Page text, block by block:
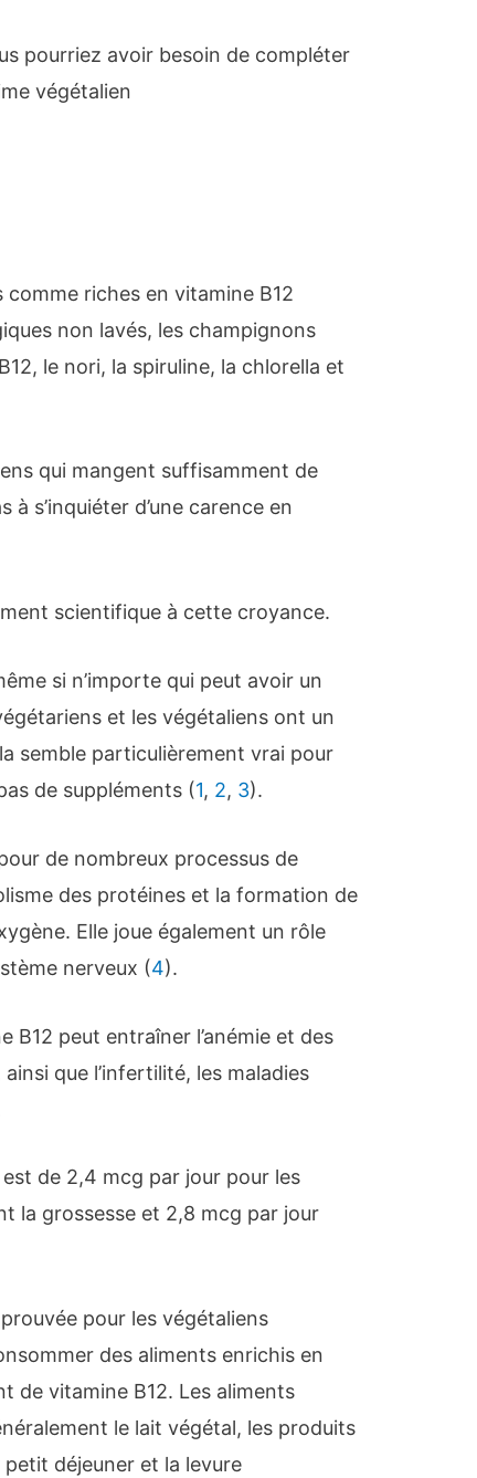
pourriez avoir besoin de compléter
végétalien
riches en vitamine B12
non lavés, les champignons
le nori, la spiruline, la chlorella et
qui mangent suffisamment de
à s’inquiéter d’une carence en
scientifique à cette croyance.
si n’importe qui peut avoir un
et les végétaliens ont un
semble particulièrement vrai pour
de suppléments (1, 2, 3).
de nombreux processus de
des protéines et la formation de
Elle joue également un rôle
nerveux (4).
peut entraîner l’anémie et des
que l’infertilité, les maladies
de 2,4 mcg par jour pour les
la grossesse et 2,8 mcg par jour
pour les végétaliens
des aliments enrichis en
de vitamine B12. Les aliments
le lait végétal, les produits
petit déjeuner et la levure